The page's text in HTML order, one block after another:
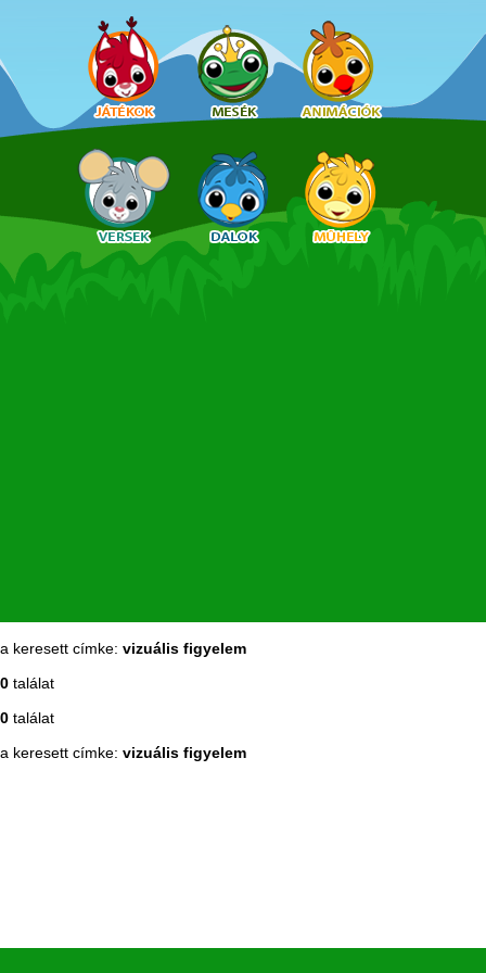
a keresett címke: vizuális figyelem
0 találat
0 találat
a keresett címke: vizuális figyelem